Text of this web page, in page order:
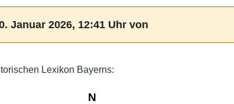
Januar 2026, 12:41 Uhr von
Lexikon Bayerns:
N